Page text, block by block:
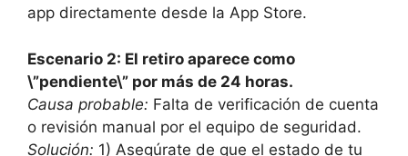
app directamente desde la App Store.
Escenario 2: El retiro aparece como
\”pendiente\” por más de 24 horas.
Causa probable: Falta de verificación de cuenta
o revisión manual por el equipo de seguridad.
Solución: 1) Asegúrate de que el estado de tu